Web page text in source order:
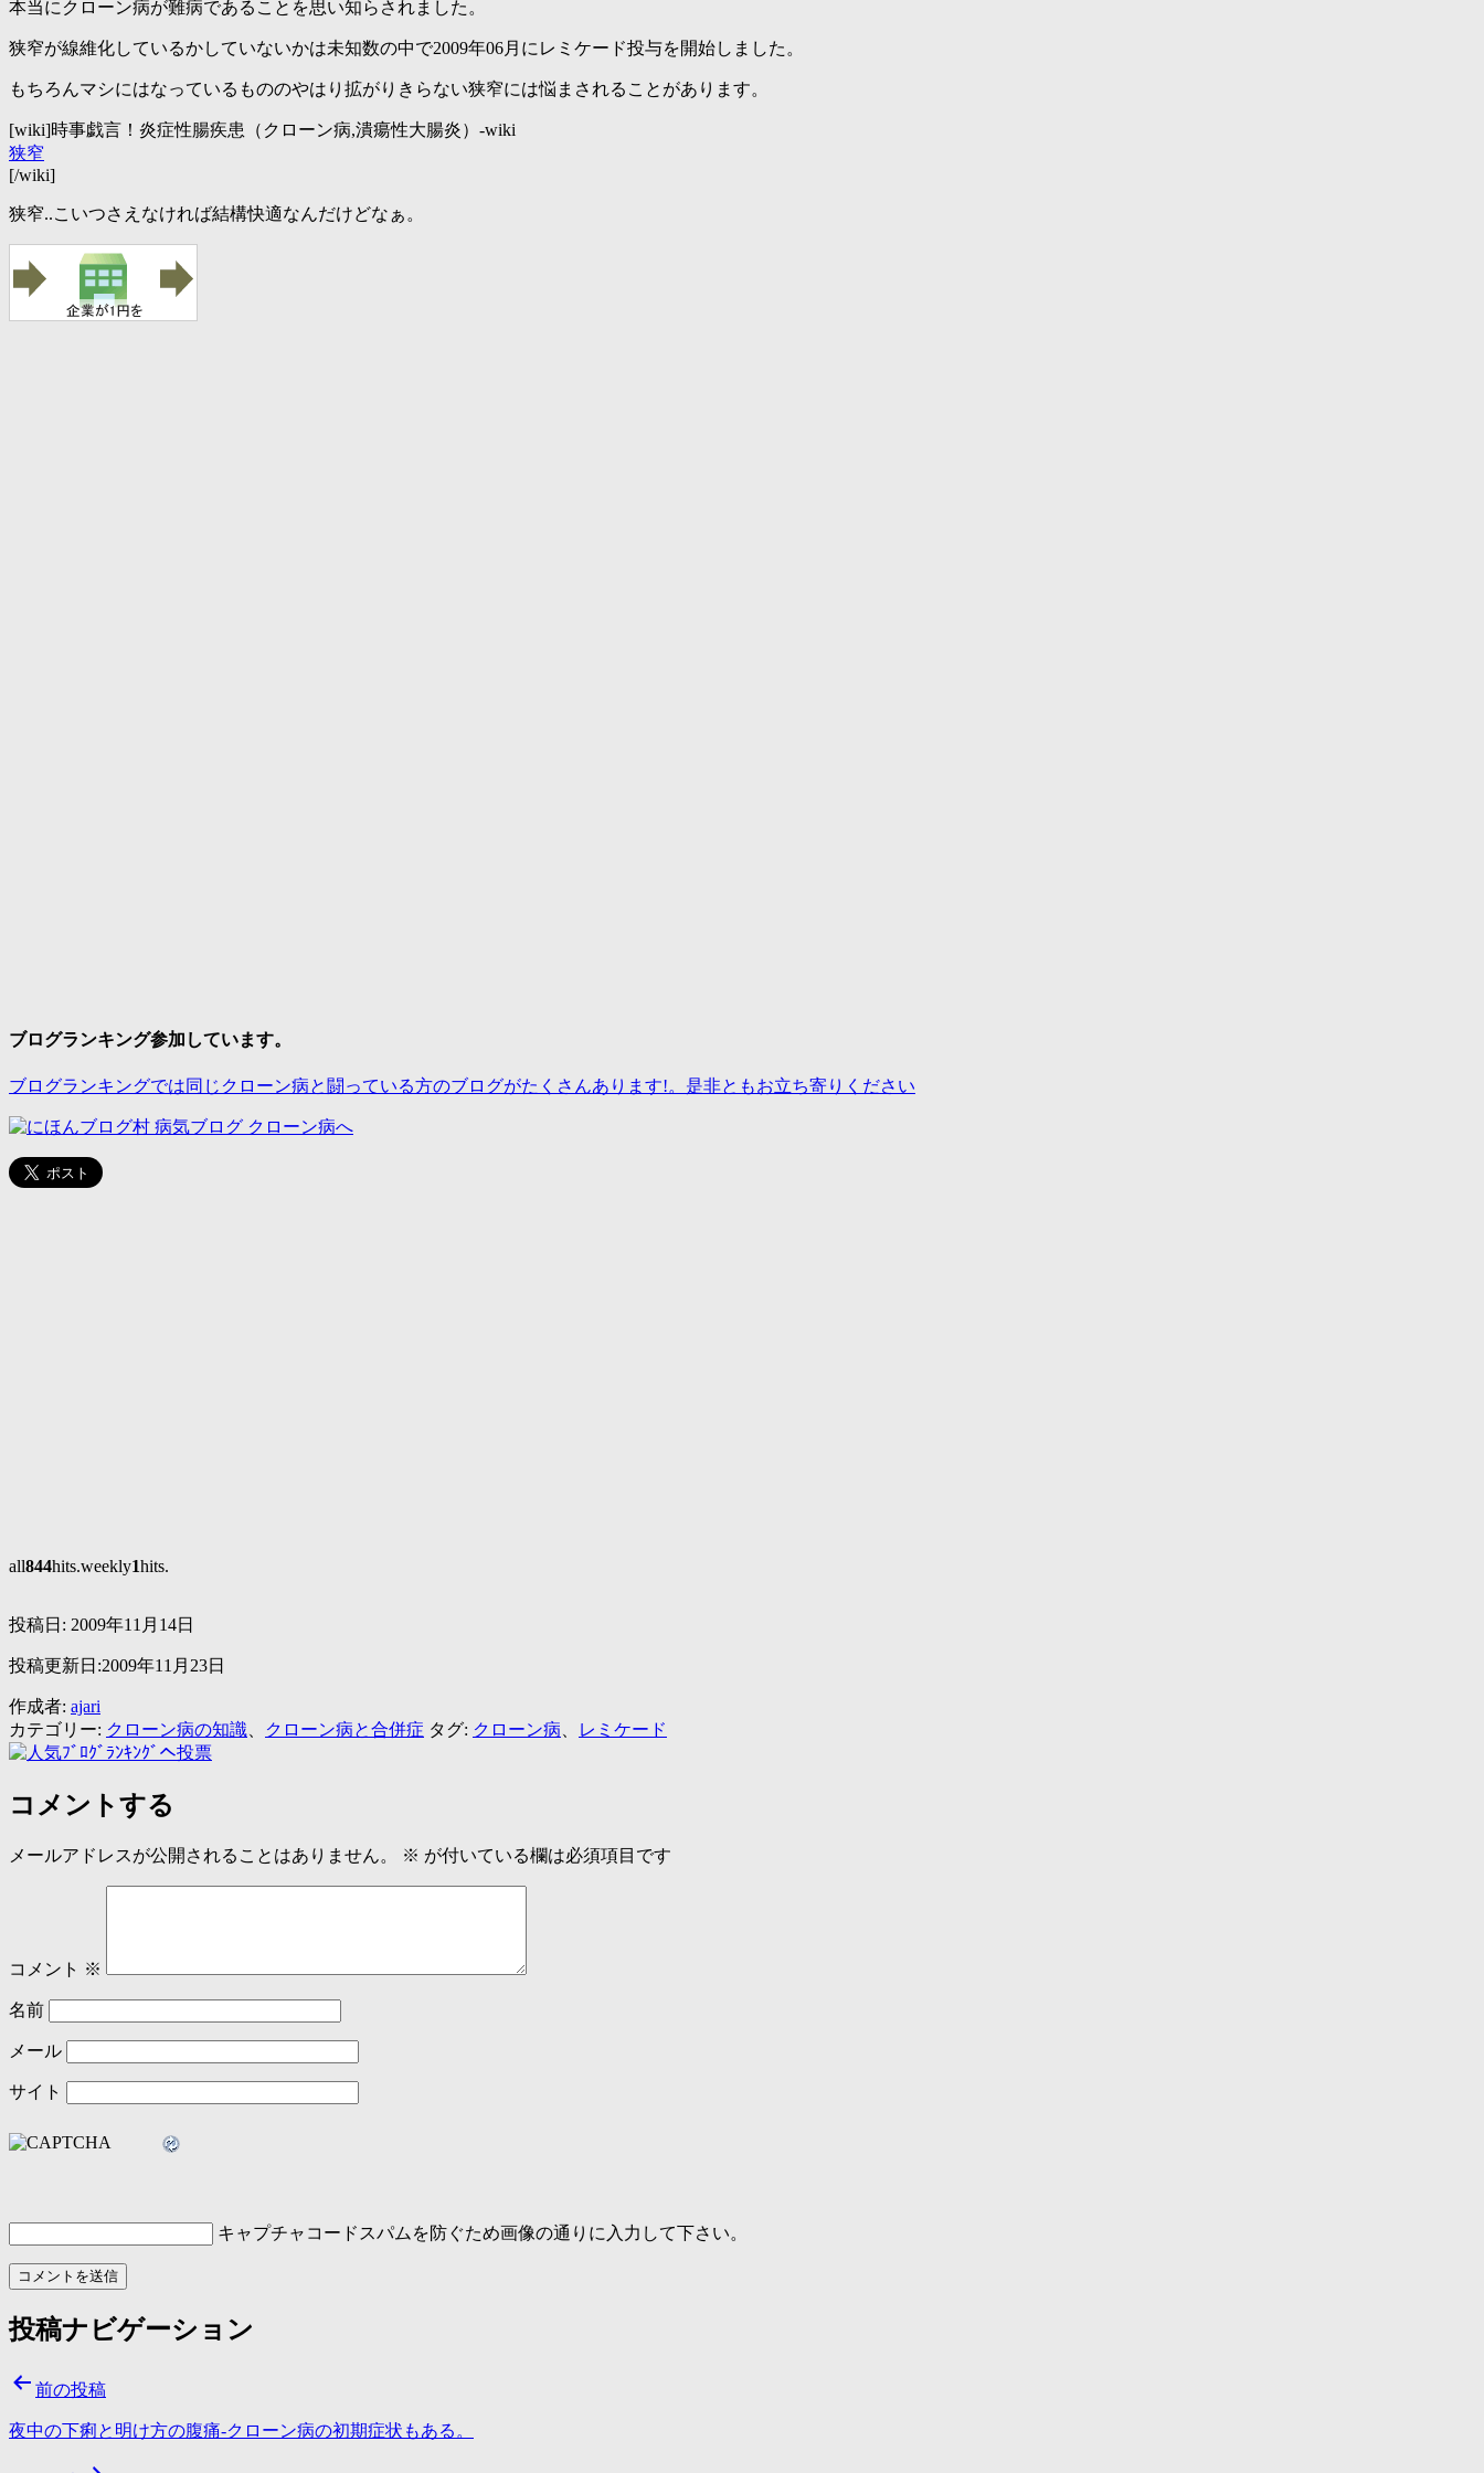
本当にクローン病が難病であることを思い知らされました。
狭窄が線維化しているかしていないかは未知数の中で2009年06月にレミケード投与を開始しました。
もちろんマシにはなっているもののやはり拡がりきらない狭窄には悩まされることがあります。
[wiki]時事戯言！炎症性腸疾患（クローン病,潰瘍性大腸炎）-wiki
狭窄
[/wiki]
狭窄..こいつさえなければ結構快適なんだけどなぁ。
ブログランキング参加しています。
ブログランキングでは同じクローン病と闘っている方のブログがたくさんあります!。是非ともお立ち寄りください
all844hits.weekly1hits.
投稿日: 2009年11月14日
投稿更新日:2009年11月23日
作成者: ajari
カテゴリー: クローン病の知識 クローン病と合併症 タグ: クローン病 レミケード
コメントする
メールアドレスが公開されることはありません。 ※ が付いている欄は必須項目です
コメント ※
名前
メール
サイト
キャプチャコード スパムを防ぐため画像の通りに入力して下さい。
投稿ナビゲーション
前の投稿
夜中の下痢と明け方の腹痛-クローン病の初期症状もある。